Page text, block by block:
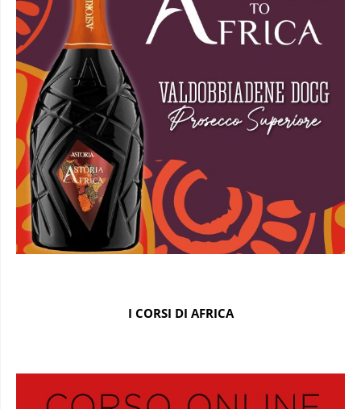
I CORSI DI AFRICA